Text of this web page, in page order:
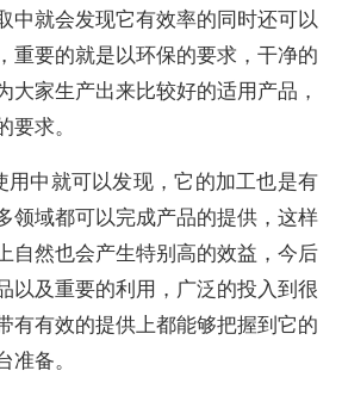
中就会发现它有效率的同时还可以
重要的就是以环保的要求，干净的
大家生产出来比较好的适用产品，
求。
用中就可以发现，它的加工也是有
领域都可以完成产品的提供，这样
自然也会产生特别高的效益，今后
以及重要的利用，广泛的投入到很
有有效的提供上都能够把握到它的
备。